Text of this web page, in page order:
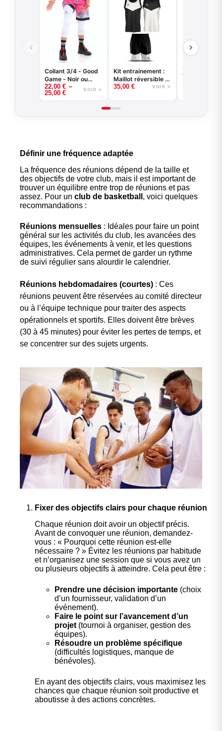
Collant 3/4 - Good
Game - Noir ou
Blanc -
BASKETBALL
22,00 € –
25,00 € VOIR →
Kit entrainement :
Maillot réversible +
short
35,00 € VOIR →
Short de
VENICE
35,00
Définir une fréquence adaptée
La fréquence des réunions dépend de la taille et
des objectifs de votre club, mais il est important de
trouver un équilibre entre trop de réunions et pas
assez. Pour un club de basketball , voici quelques
recommandations :
Réunions mensuelles : Idéales pour faire un point
général sur les activités du club, les avancées des
équipes, les événements à venir, et les questions
administratives. Cela permet de garder un rythme
de suivi régulier sans alourdir le calendrier.
Réunions hebdomadaires (courtes) : Ces
réunions peuvent être réservées au comité directeur
ou à l’équipe technique pour traiter des aspects
opérationnels et sportifs. Elles doivent être brèves
(30 à 45 minutes) pour éviter les pertes de temps, et
se concentrer sur des sujets urgents.
Fixer des objectifs clairs pour chaque réunion
Chaque réunion doit avoir un objectif précis.
Avant de convoquer une réunion, demandez-
vous : « Pourquoi cette réunion est-elle
nécessaire ? » Évitez les réunions par habitude
et n’organisez une session que si vous avez un
ou plusieurs objectifs à atteindre. Cela peut être :
Prendre une décision importante (choix
d’un fournisseur, validation d’un
événement).
Faire le point sur l’avancement d’un
projet (tournoi à organiser, gestion des
équipes).
Résoudre un problème spécifique
(difficultés logistiques, manque de
bénévoles).
En ayant des objectifs clairs, vous maximisez les
chances que chaque réunion soit productive et
aboutisse à des actions concrètes.